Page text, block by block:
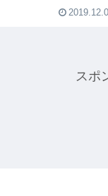
スポ